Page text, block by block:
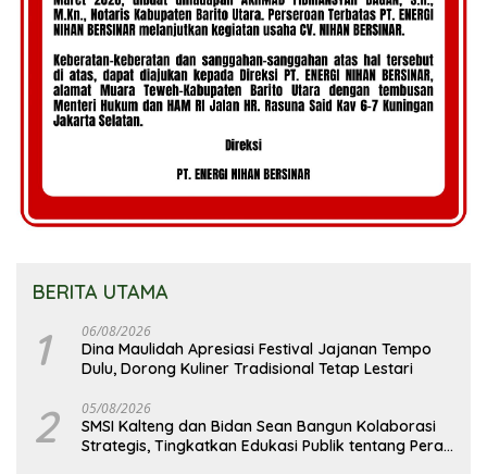
BERITA UTAMA
1 06/08/2026
Dina Maulidah Apresiasi Festival Jajanan Tempo
Dulu, Dorong Kuliner Tradisional Tetap Lestari
2 05/08/2026
SMSI Kalteng dan Bidan Sean Bangun Kolaborasi
Strategis, Tingkatkan Edukasi Publik tentang Peran